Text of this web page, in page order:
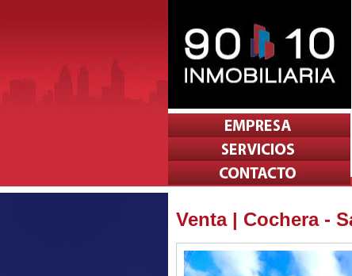
Venta | Cochera -